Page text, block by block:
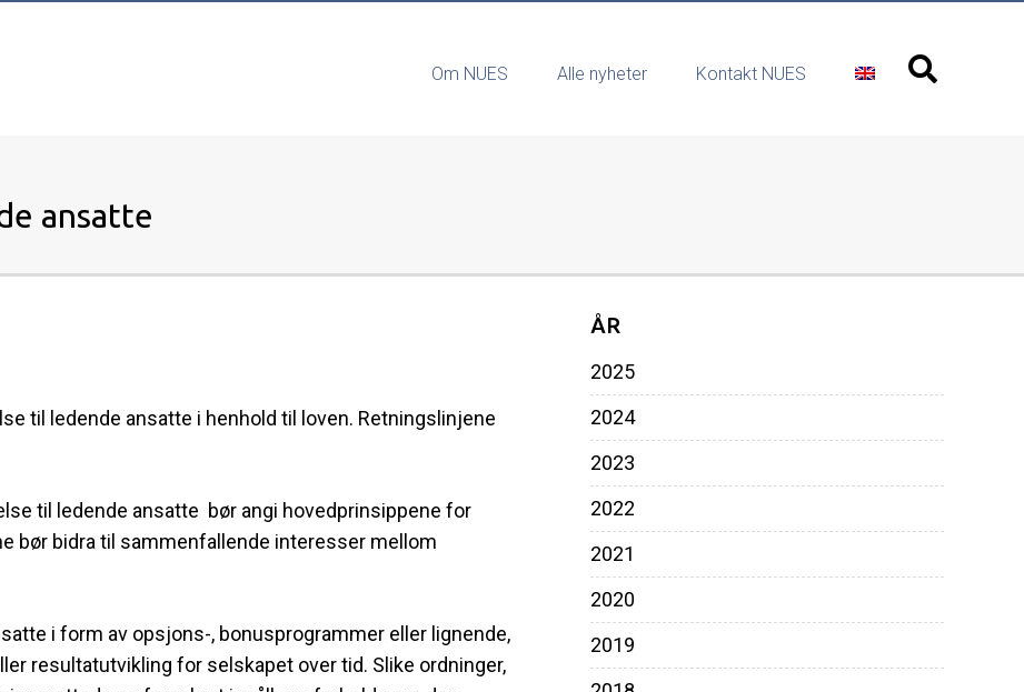
Om NUES Alle nyheter Kontakt NUES
ansatte
til ledende ansatte i henhold til loven. Retningslinjene
til ledende ansatte bør angi hovedprinsippene for
bør bidra til sammenfallende interesser mellom
i form av opsjons-, bonusprogrammer eller lignende,
resultatutvikling for selskapet over tid. Slike ordninger,
ÅR
2025
2024
2023
2022
2021
2020
2019